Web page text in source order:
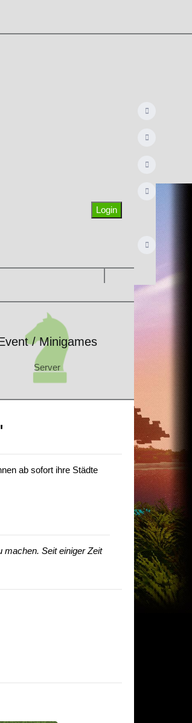
Login
/ Minigames
Server
Event / Minigames
Server
ab sofort ihre Städte
machen. Seit einiger Zeit